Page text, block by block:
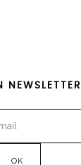
NEWSLETTER